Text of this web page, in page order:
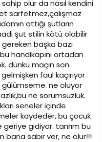
olur da nasıl kendini
sarfetmez,çalışmaz
attığı şutların
şut stilin kötü olabilir
başka bazı
handikapını ortadan
dünkü maçın son
faul kaçırıyor
ne oluyor
ne sorumsuzluk.
seneler içinde
kaydeder, bu çocuk
geriye gidiyor. tanrım bu
bana sabır ver, ne olur!!!